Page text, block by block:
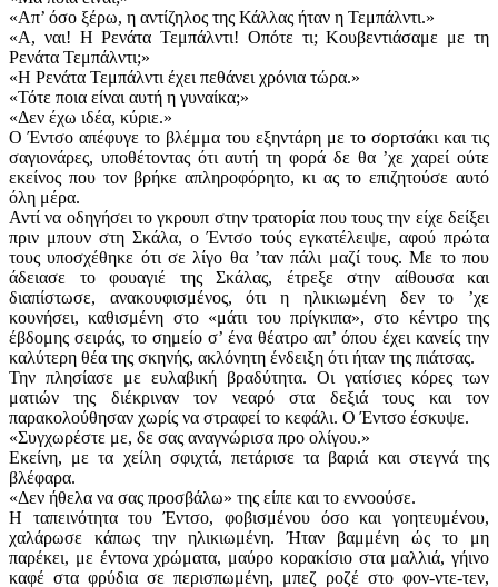
«Απ’ όσο ξέρω, η αντίζηλος της Κάλλας ήταν η Τεμπάλντι.»
«Α, ναι! Η Ρενάτα Τεμπάλντι! Οπότε τι; Κουβεντιάσαμε με τη
Ρενάτα Τεμπάλντι;»
«Η Ρενάτα Τεμπάλντι έχει πεθάνει χρόνια τώρα.»
«Τότε ποια είναι αυτή η γυναίκα;»
«Δεν έχω ιδέα, κύριε.»
Ο Έντσο απέφυγε το βλέμμα του εξηντάρη με το σορτσάκι και τις
σαγιονάρες, υποθέτοντας ότι αυτή τη φορά δε θα ’χε χαρεί ούτε
εκείνος που τον βρήκε απληροφόρητο, κι ας το επιζητούσε αυτό
όλη μέρα.
Αντί να οδηγήσει το γκρουπ στην τρατορία που τους την είχε δείξει
πριν μπουν στη Σκάλα, ο Έντσο τούς εγκατέλειψε, αφού πρώτα
τους υποσχέθηκε ότι σε λίγο θα ’ταν πάλι μαζί τους. Με το που
άδειασε το φουαγιέ της Σκάλας, έτρεξε στην αίθουσα και
διαπίστωσε, ανακουφισμένος, ότι η ηλικιωμένη δεν το ’χε
κουνήσει, καθισμένη στο «μάτι του πρίγκιπα», στο κέντρο της
έβδομης σειράς, το σημείο σ’ ένα θέατρο απ’ όπου έχει κανείς την
καλύτερη θέα της σκηνής, ακλόνητη ένδειξη ότι ήταν της πιάτσας.
Την πλησίασε με ευλαβική βραδύτητα. Οι γατίσιες κόρες των
ματιών της διέκριναν τον νεαρό στα δεξιά τους και τον
παρακολούθησαν χωρίς να στραφεί το κεφάλι. Ο Έντσο έσκυψε.
«Συγχωρέστε με, δε σας αναγνώρισα προ ολίγου.»
Εκείνη, με τα χείλη σφιχτά, πετάρισε τα βαριά και στεγνά της
βλέφαρα.
«Δεν ήθελα να σας προσβάλω» της είπε και το εννοούσε.
Η ταπεινότητα του Έντσο, φοβισμένου όσο και γοητευμένου,
χαλάρωσε κάπως την ηλικιωμένη. Ήταν βαμμένη ώς το μη
παρέκει, με έντονα χρώματα, μαύρο κορακίσιο στα μαλλιά, γήινο
καφέ στα φρύδια σε περισπωμένη, μπεζ ροζέ στο φον-ντε-τεν,